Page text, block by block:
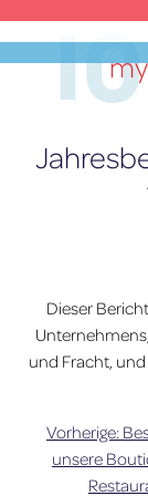
Inhalt
springen
Dieser
und Fracht,
Vorherige:
unsere